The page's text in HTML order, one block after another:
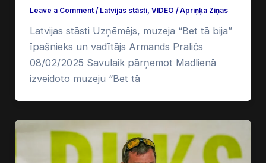
Leave a Comment / Latvijas stāsti, VIDEO /Apriņķa Ziņas
Latvijas stāsti Uzņēmējs, muzeja “Bet tā bija”
īpašnieks un vadītājs Armands Praličs
08/02/2025 Savulaik pārņemot Madlienā
izveidoto muzeju “Bet tā